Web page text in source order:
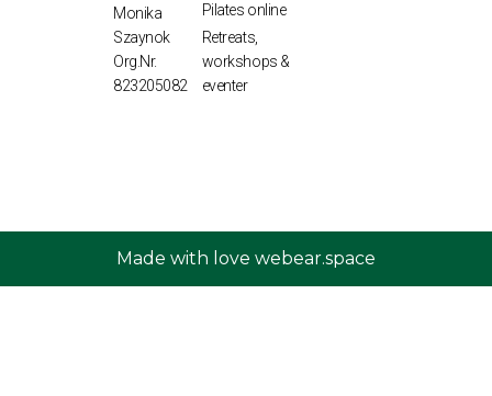
Monika
Szaynok
Org.Nr.
823205082
Pilates online
Retreats,
workshops &
eventer
Made with love webear.space